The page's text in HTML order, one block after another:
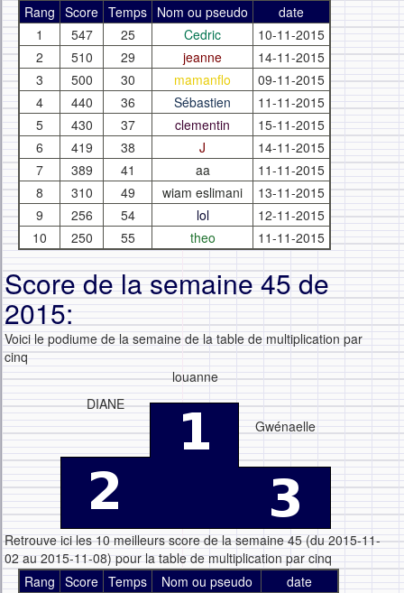
Rang Score Temps Nom ou pseudo
date
1
547 25 Cedric
10-11-2015
2
510 29 jeanne
14-11-2015
3
500 30 mamanflo
09-11-2015
4
440 36 Sébastien
11-11-2015
5
430 37 clementin
15-11-2015
6
419 38 J
14-11-2015
7
389 41 aa
11-11-2015
8
310 49 wiam eslimani
13-11-2015
9
256 54 lol
12-11-2015
10
250 55 theo 11-11-2015
Score de la semaine 45 de
2015:
Voici le podiume de la semaine de la table de multiplication par
cinq
DIANE
louanne
Gwénaelle
Retrouve ici les 10 meilleurs score de la semaine 45 (du 2015-11-
02 au 2015-11-08) pour la table de multiplication par cinq
Rang Score Temps Nom ou pseudo
date